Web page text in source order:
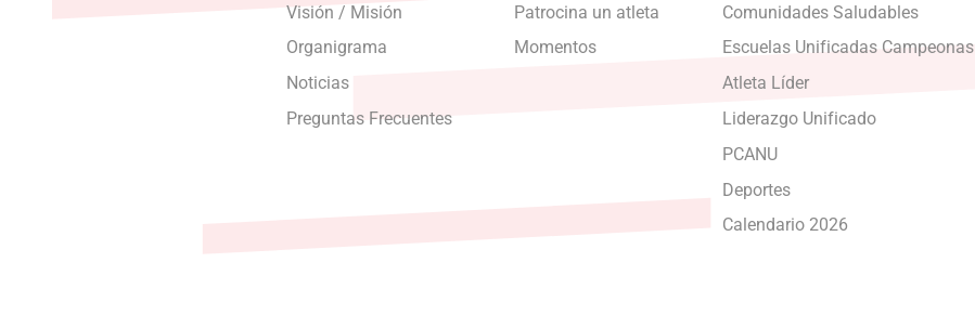
Visión / Misión
Organigrama
Noticias
Preguntas Frecuentes
Patrocina un atleta
Momentos
Comunidades Saludables
Escuelas Unificadas Campeonas
Atleta Líder
Liderazgo Unificado
PCANU
Deportes
Calendario 2026